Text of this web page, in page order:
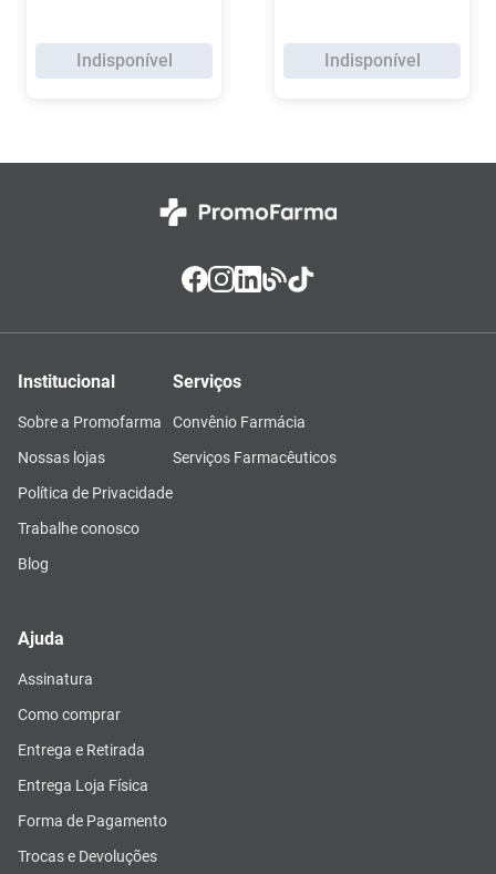
Indisponível Indisponível
Institucional
Sobre a Promofarma
Nossas lojas
Política de Privacidade
Trabalhe conosco
Blog
Serviços
Convênio Farmácia
Serviços Farmacêuticos
Ajuda
Assinatura
Como comprar
Entrega e Retirada
Entrega Loja Física
Forma de Pagamento
Trocas e Devoluções